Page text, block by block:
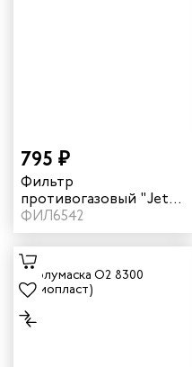
795 ₽
Фильтр
противогазовый "Jeta
Safety" 6542 A1B1E1
ФИЛ6542